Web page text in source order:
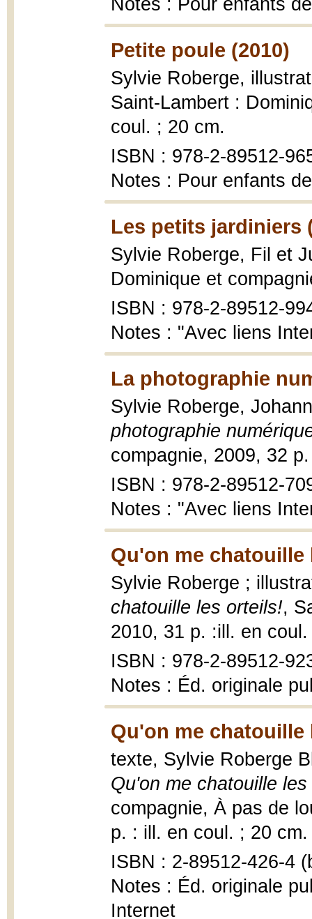
Notes : Pour enfants
Petite poule (2010)
Sylvie Roberge,
Saint-Lambert :
coul. ; 20 cm.
ISBN : 978-2-89512-
Notes : Pour enfants
Les petits jardiniers
Sylvie Roberge, Fil et
Dominique et
ISBN : 978-2-89512-
Notes : "Avec liens
La photographie
Sylvie Roberge,
photographie
compagnie, 2009, 32
ISBN : 978-2-89512-
Notes : "Avec liens
Qu'on me chatouille
Sylvie Roberge ;
chatouille les orteils!,
2010, 31 p. :ill. en
ISBN : 978-2-89512-
Notes : Éd. originale
Qu'on me chatouille
texte, Sylvie Roberge
Qu'on me chatouille
compagnie, À pas de
p. : ill. en coul. ; 20 cm.
ISBN : 2-89512-426-4
Notes : Éd. originale
Internet